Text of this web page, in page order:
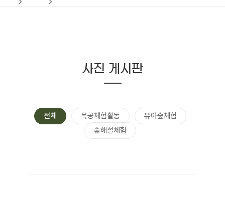
사진 게시판
전체 목공체험활동
유아숲체험
숲해설체험